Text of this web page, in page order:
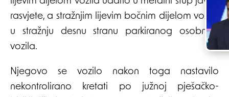
rasvjete, a stražnjim lijevim bočnim dijelom vozila
u stražnju desnu stranu parkiranog osobnog
vozila.
Njegovo se vozilo nakon toga nastavilo
nekontrolirano kretati po južnoj pješačko-